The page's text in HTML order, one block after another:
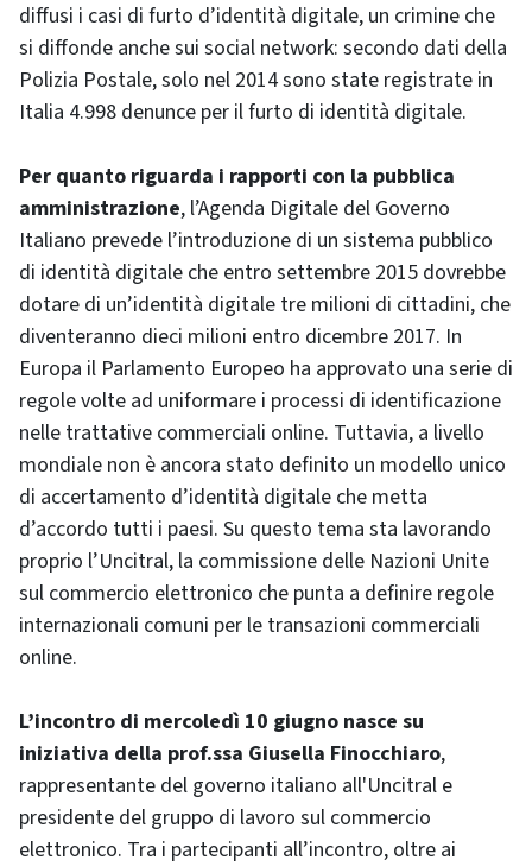
diffusi i casi di furto d’identità digitale, un crimine che
si diffonde anche sui social network: secondo dati della
Polizia Postale, solo nel 2014 sono state registrate in
Italia 4.998 denunce per il furto di identità digitale.
Per quanto riguarda i rapporti con la pubblica
amministrazione, l’Agenda Digitale del Governo
Italiano prevede l’introduzione di un sistema pubblico
di identità digitale che entro settembre 2015 dovrebbe
dotare di un’identità digitale tre milioni di cittadini, che
diventeranno dieci milioni entro dicembre 2017. In
Europa il Parlamento Europeo ha approvato una serie di
regole volte ad uniformare i processi di identificazione
nelle trattative commerciali online. Tuttavia, a livello
mondiale non è ancora stato definito un modello unico
di accertamento d’identità digitale che metta
d’accordo tutti i paesi. Su questo tema sta lavorando
proprio l’Uncitral, la commissione delle Nazioni Unite
sul commercio elettronico che punta a definire regole
internazionali comuni per le transazioni commerciali
online.
L’incontro di mercoledì 10 giugno nasce su
iniziativa della prof.ssa Giusella Finocchiaro,
rappresentante del governo italiano all'Uncitral e
presidente del gruppo di lavoro sul commercio
elettronico. Tra i partecipanti all’incontro, oltre ai